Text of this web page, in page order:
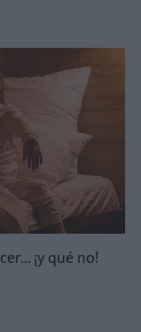
¡y qué no!